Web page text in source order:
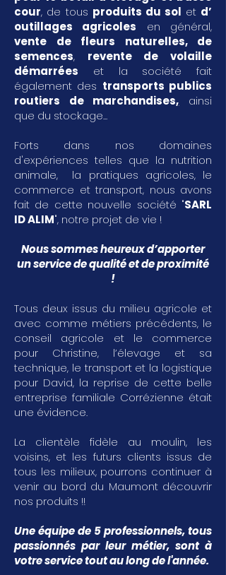
cour, de tous produits du sol et d’
outillages agricoles en général,
vente de fleurs naturelles, de
semences, revente de volaille
démarrées et la société fait
également des transports publics
routiers de marchandises, ainsi
que du stockage...
Forts dans nos domaines
d'expériences telles que la nutrition
animale, la pratiques agricoles, le
commerce et transport, nous avons
fait de cette nouvelle société "SARL
ID ALIM", notre projet de vie !
Nous sommes heureux d’apporter
un service de qualité et de proximité
!
Tous deux issus du milieu agricole et
avec comme métiers précédents, le
conseil agricole et le commerce
pour Christine, l’élevage et sa
technique, le transport et la logistique
pour David, la reprise de cette belle
entreprise familiale Corrézienne était
une évidence.
La clientèle fidèle au moulin, les
voisins, et les futurs clients issus de
tous les milieux, pourrons continuer à
venir au bord du Maumont découvrir
nos produits !!
Une équipe de 5 professionnels, tous
passionnés par leur métier, sont à
votre service tout au long de l'année.